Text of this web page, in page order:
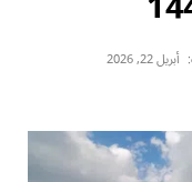
أبريل 22, 2026